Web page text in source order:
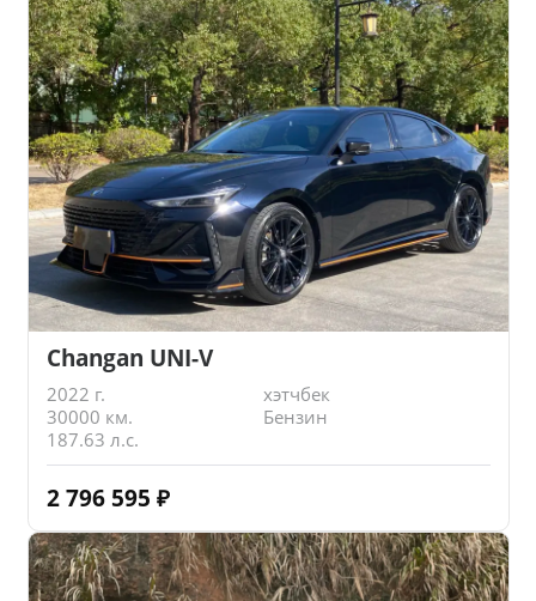
Changan UNI-V
2022 г.
хэтчбек
30000 км.
Бензин
187.63 л.с.
2 796 595 ₽